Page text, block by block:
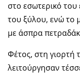
στο εσωτερικό του
του ξύλου, ενώ το
με άσπρα
Φέτος, στη γιορτή
λειτούργησαν